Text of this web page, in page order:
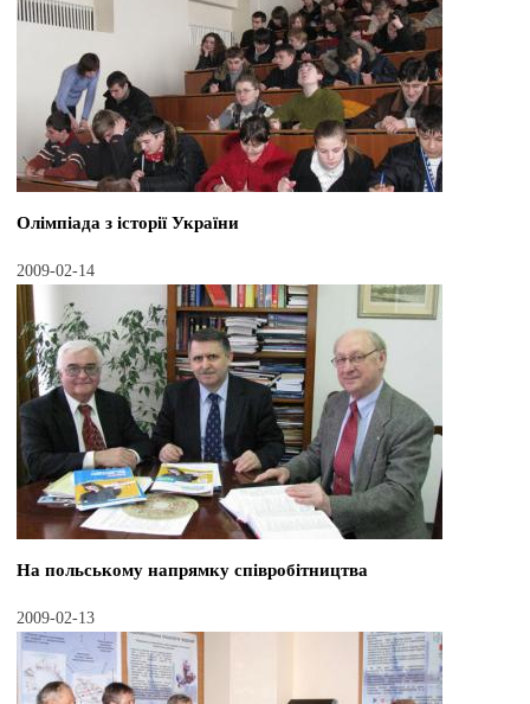
Олімпіада з історії України
2009-02-14
На польському напрямку співробітництва
2009-02-13